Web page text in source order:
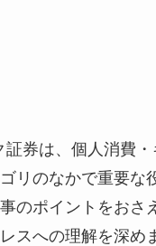
証券は、個人消費
リのなかで重要な
のポイントをおさ
スへの理解を深め